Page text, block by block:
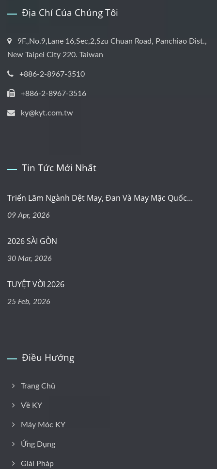
Địa Chỉ Của Chúng Tôi
9F.,No.9,Lane 16,Sec,2,Szu Chuan Road, Panchiao Dist.,
New Taipei City 220. Taiwan
+886-2-8967-3510
+886-2-8967-3516
ky@kyt.com.tw
Tin Tức Mới Nhất
Triển Lãm Ngành Dệt May, Đan Và May Mặc Quốc...
09 Apr, 2026
2026 SÀI GÒN
30 Mar, 2026
TUYỆT VỜI 2026
25 Feb, 2026
Điều Hướng
Trang Chủ
Về KY
Máy Móc KY
Ứng Dụng
Giải Pháp